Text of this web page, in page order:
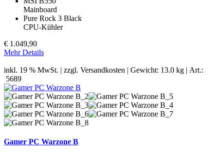
Mainboard
Pure Rock 3 Black
CPU-Kühler
€ 1.049,90
Mehr Details
inkl. 19 % MwSt. | zzgl. Versandkosten | Gewicht: 13.0 kg | Art.:
5689
Gamer PC Warzone B